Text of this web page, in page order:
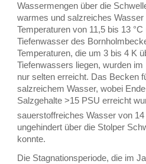
Wassermengen über die
warmes und salzreiches
Temperaturen von 11,5 bis 13
Tiefenwasser des
Temperaturen, die um 3 bis 4 K
Tiefenwassers liegen, wurden
nur selten erreicht. Das Becken
salzreichem Wasser, wobei
Salzgehalte >15 PSU erreicht
sauerstoffreiches Wasser von
ungehindert über die Stolper
konnte.
Die Stagnationsperiode, die im